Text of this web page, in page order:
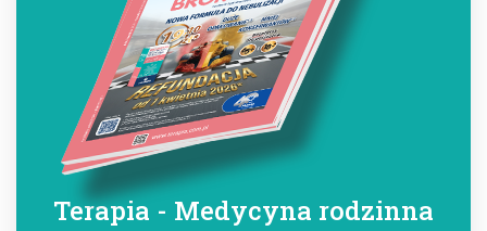
Terapia - Medycyna rodzinna